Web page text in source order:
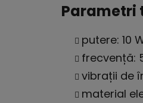
Parametri
putere: 10
frecvență:
vibrații de
material